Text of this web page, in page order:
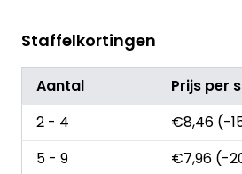
Staffelkortingen
Aantal
Prijs per
2 - 4
€8,46 (-
5 - 9
€7,96 (-